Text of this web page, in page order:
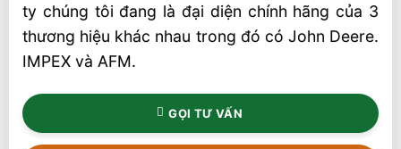
ty chúng tôi đang là đại diện chính hãng của 3
thương hiệu khác nhau trong đó có John Deere.
IMPEX và AFM.
GỌI TƯ VẤN